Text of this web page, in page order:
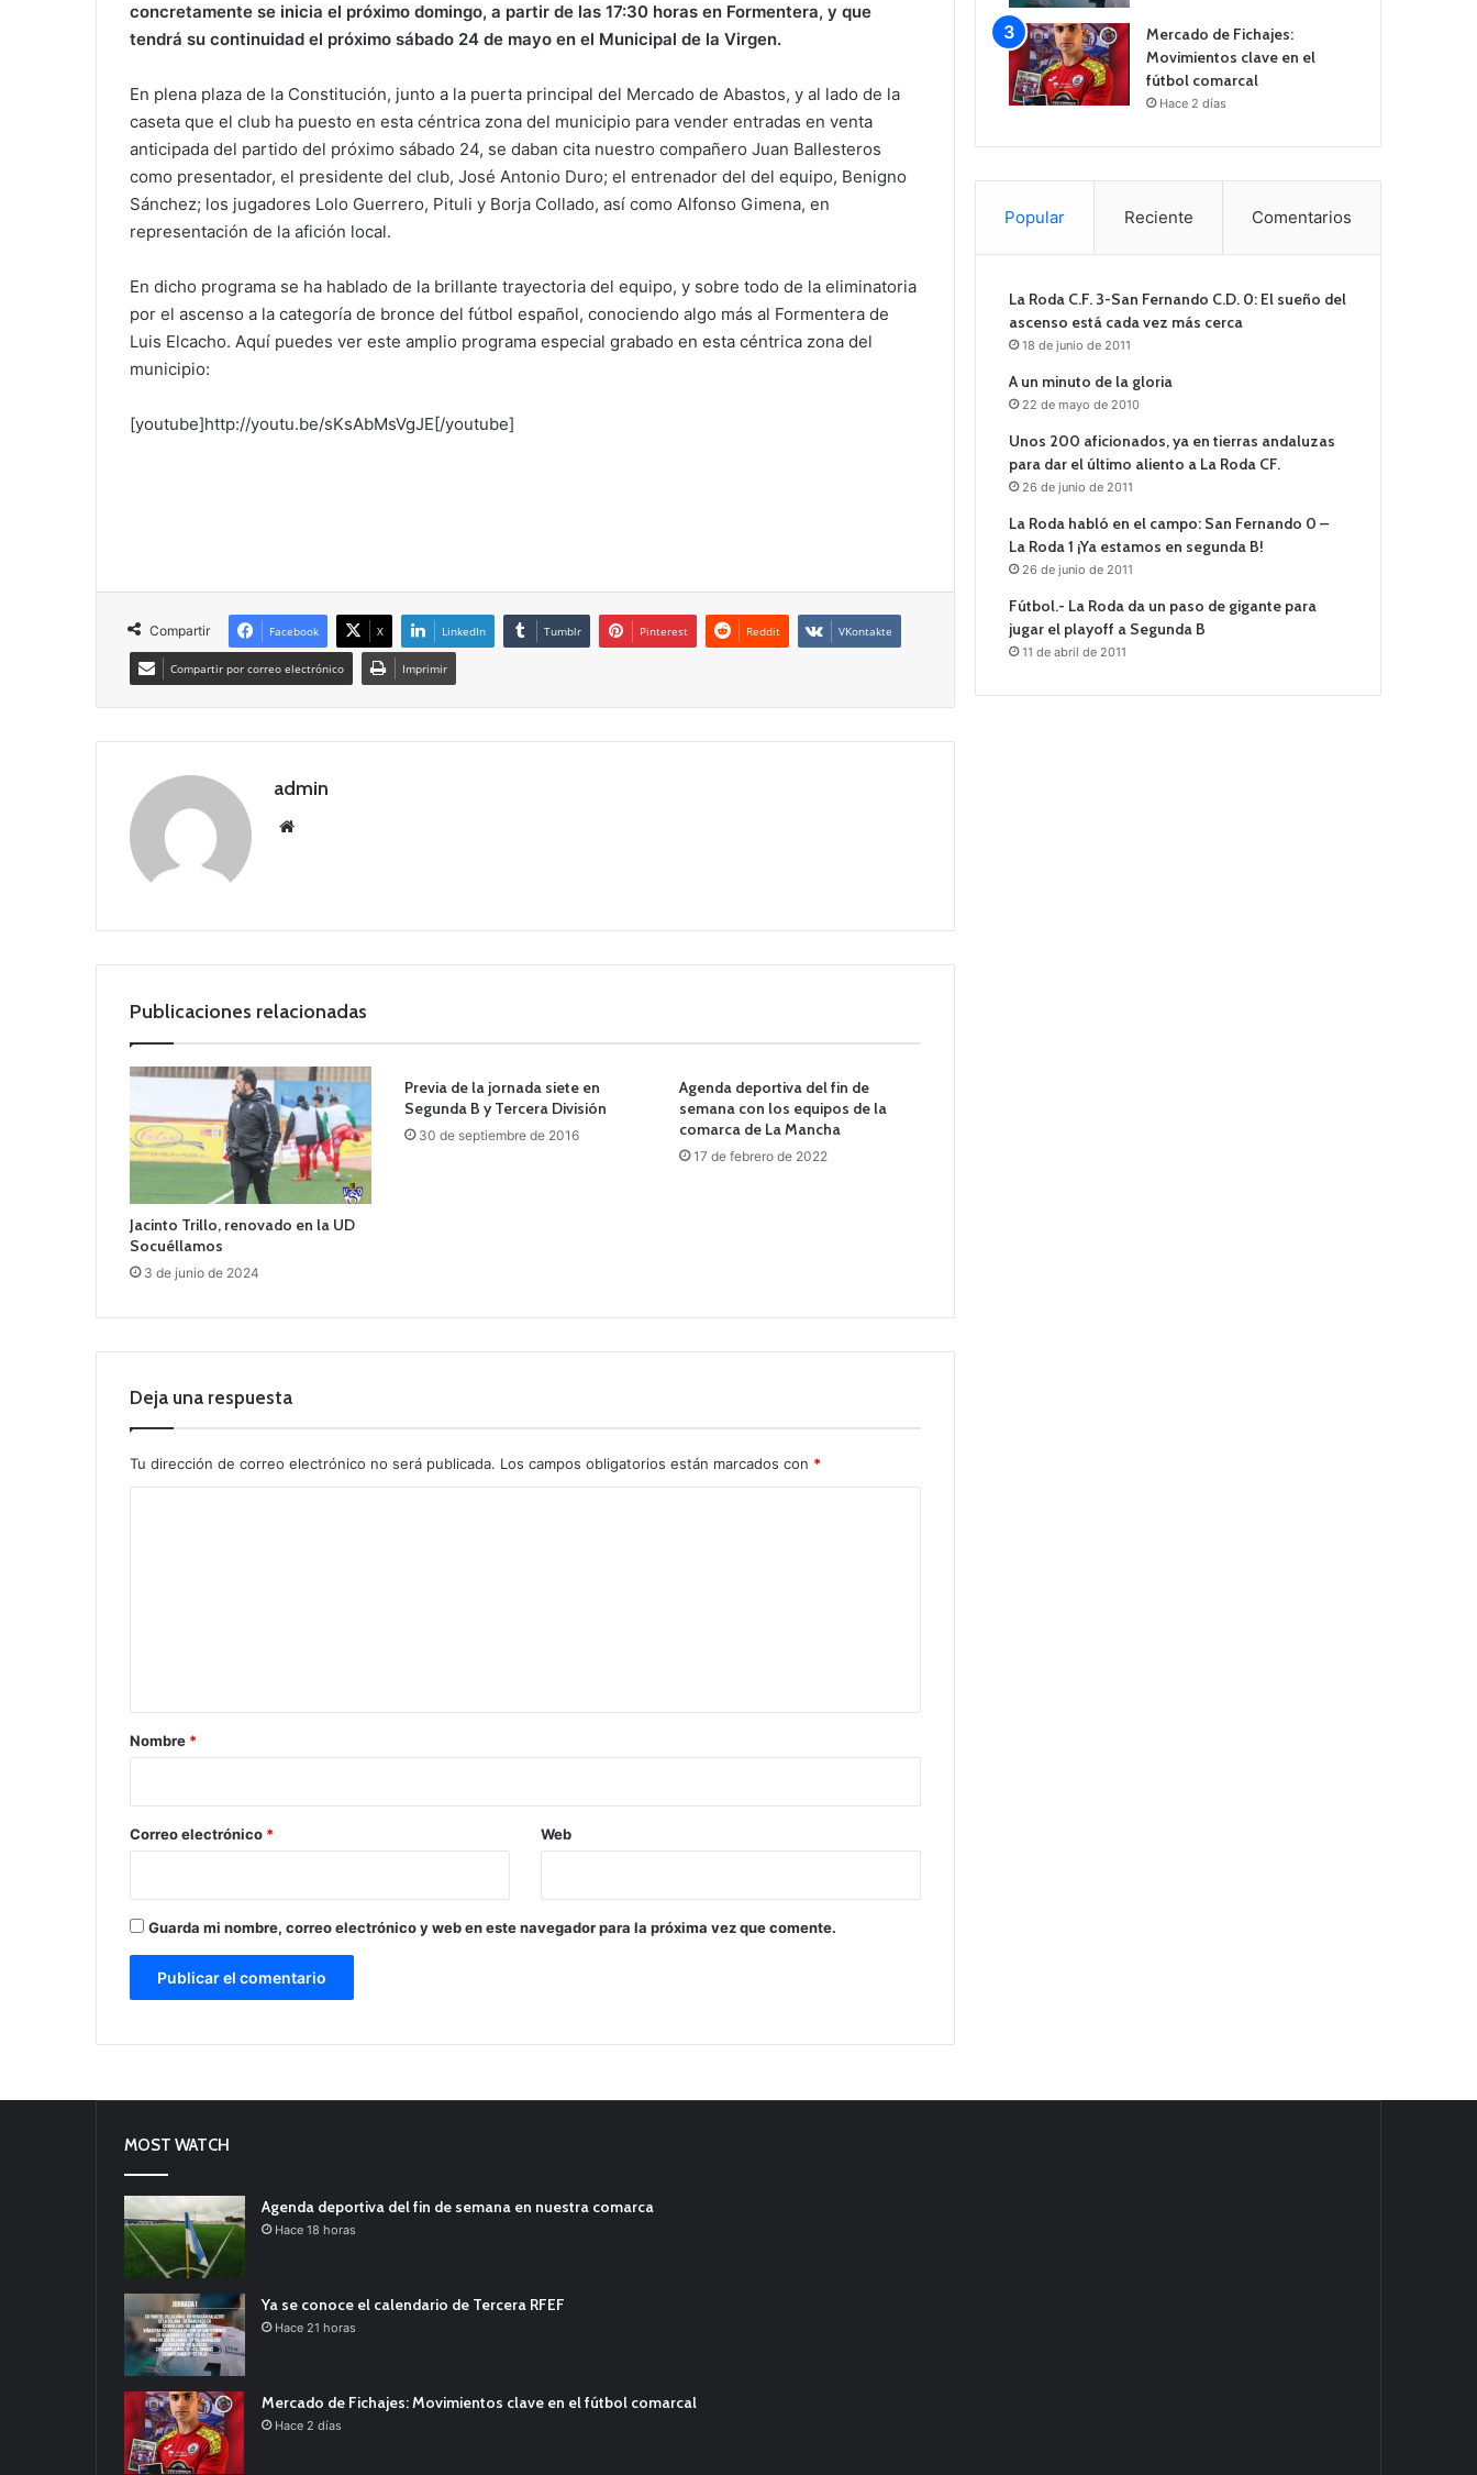
concretamente se inicia el próximo domingo, a partir de las 17:30 horas en Formentera, y que
tendrá su continuidad el próximo sábado 24 de mayo en el Municipal de la Virgen.
En plena plaza de la Constitución, junto a la puerta principal del Mercado de Abastos, y al lado de la
caseta que el club ha puesto en esta céntrica zona del municipio para vender entradas en venta
anticipada del partido del próximo sábado 24, se daban cita nuestro compañero Juan Ballesteros
como presentador, el presidente del club, José Antonio Duro; el entrenador del del equipo, Benigno
Sánchez; los jugadores Lolo Guerrero, Pituli y Borja Collado, así como Alfonso Gimena, en
representación de la afición local.
En dicho programa se ha hablado de la brillante trayectoria del equipo, y sobre todo de la eliminatoria
por el ascenso a la categoría de bronce del fútbol español, conociendo algo más al Formentera de
Luis Elcacho. Aquí puedes ver este amplio programa especial grabado en esta céntrica zona del
municipio:
[youtube]http://youtu.be/sKsAbMsVgJE[/youtube]
Compartir Facebook X LinkedIn Tumblr Pinterest Reddit VKontakte
Compartir por correo electrónico Imprimir
admin
Publicaciones relacionadas
Jacinto Trillo, renovado en la UD
Socuéllamos
3 de junio de 2024
Previa de la jornada siete en
Segunda B y Tercera División
30 de septiembre de 2016
Agenda deportiva del fin de
semana con los equipos de la
comarca de La Mancha
17 de febrero de 2022
Deja una respuesta
Tu dirección de correo electrónico no será publicada. Los campos obligatorios están marcados con *
r
*
Nombre *
Correo electrónico * Web
Guarda mi nombre, correo electrónico y web en este navegador para la próxima vez que comente.
Mercado de Fichajes:
Movimientos clave en el
fútbol comarcal
Hace 2 días
Popular Reciente Comentarios
La Roda C.F. 3-San Fernando C.D. 0: El sueño del
ascenso está cada vez más cerca
18 de junio de 2011
A un minuto de la gloria
22 de mayo de 2010
Unos 200 aficionados, ya en tierras andaluzas
para dar el último aliento a La Roda CF.
26 de junio de 2011
La Roda habló en el campo: San Fernando 0 –
La Roda 1 ¡Ya estamos en segunda B!
26 de junio de 2011
Fútbol.- La Roda da un paso de gigante para
jugar el playoff a Segunda B
11 de abril de 2011
MOST WATCH
Agenda deportiva del fin de semana en nuestra comarca
Hace 18 horas
Ya se conoce el calendario de Tercera RFEF
Hace 21 horas
Mercado de Fichajes: Movimientos clave en el fútbol comarcal
Hace 2 días